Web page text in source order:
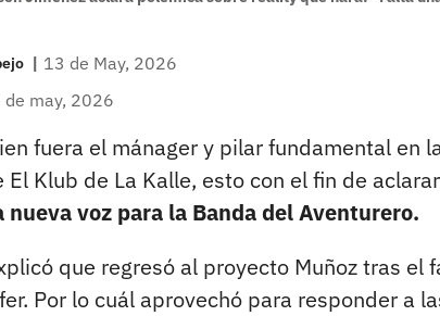
| 13 de May, 2026
may, 2026
fuera el mánager y pilar fundamental en
El Klub de La Kalle, esto con el fin de
nueva voz para la Banda del Aventurero.
que regresó al proyecto Muñoz tras
Por lo cuál aprovechó para responder a